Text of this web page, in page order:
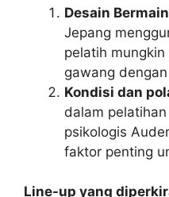
Desain
Jepang
pelatih
gawang
Kondisi dan
dalam
psikologis
faktor penting
Line-up yang